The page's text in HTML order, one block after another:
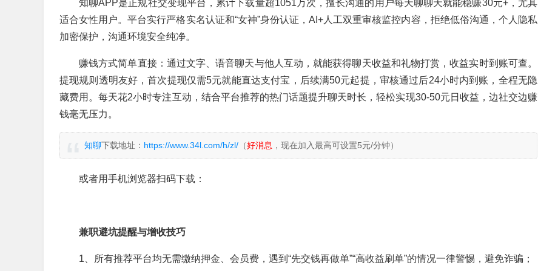
知聊APP是正规社交变现平台，累计下载量超1051万次，擅长沟通的用户每天聊聊天就能稳赚30元+，尤其
适合女性用户。平台实行严格实名认证和“女神”身份认证，AI+人工双重审核监控内容，拒绝低俗沟通，个人隐私
加密保护，沟通环境安全纯净。
赚钱方式简单直接：通过文字、语音聊天与他人互动，就能获得聊天收益和礼物打赏，收益实时到账可查。
提现规则透明友好，首次提现仅需5元就能直达支付宝，后续满50元起提，审核通过后24小时内到账，全程无隐
藏费用。每天花2小时专注互动，结合平台推荐的热门话题提升聊天时长，轻松实现30-50元日收益，边社交边赚
钱毫无压力。
知聊下载地址： https://www.34l.com/h/zl/ （好消息 ，现在加入最高可设置5元/分钟）
或者用手机浏览器扫码下载：
兼职避坑提醒与增收技巧
1、所有推荐平台均无需缴纳押金、会员费，遇到“先交钱再做单”“高收益刷单”的情况一律警惕，避免诈骗；